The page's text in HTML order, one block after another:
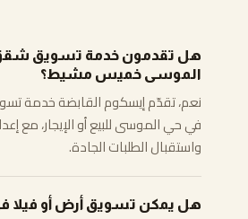
هل تقدمون خدمة تسويق
الموسى خميس مشيط؟
نعم، تقدّم إيسكوم القابضة خدمة
في حي الموسى للبيع أو الإيجار، مع
واستقبال الطلبات الجادة.
هل يمكن تسويق أرض أو فيلا